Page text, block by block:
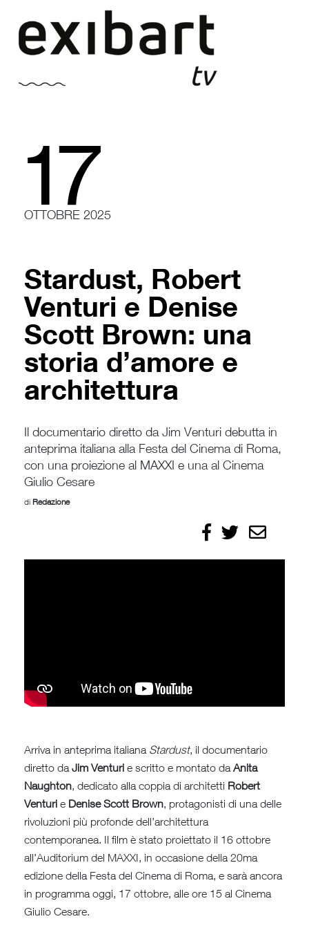
contenuto
17
OTTOBRE 2025
Stardust, Robert
Venturi e Denise
Scott Brown: una
storia d’amore e
architettura
Il documentario diretto da Jim Venturi debutta in
anteprima italiana alla Festa del Cinema di Roma,
con una proiezione al MAXXI e una al Cinema
Giulio Cesare
di Redazione
Condividi
su
Condividi
su
Invia
per
Arriva in anteprima italiana Stardust, il documentario
diretto da Jim Venturi e scritto e montato da Anita
Naughton, dedicato alla coppia di architetti Robert
Venturi e Denise Scott Brown, protagonisti di una delle
rivoluzioni più profonde dell’architettura
contemporanea. Il film è stato proiettato il 16 ottobre
all’Auditorium del MAXXI, in occasione della 20ma
edizione della Festa del Cinema di Roma, e sarà ancora
in programma oggi, 17 ottobre, alle ore 15 al Cinema
Giulio Cesare.